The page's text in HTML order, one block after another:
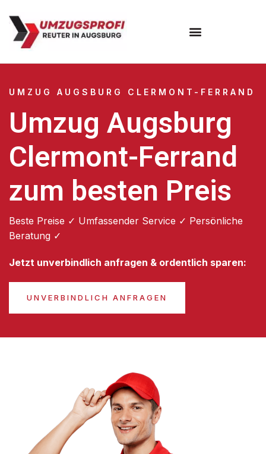
UMZUG AUGSBURG CLERMONT-FERRAND
Umzug Augsburg
Clermont-Ferrand
zum besten Preis
Beste Preise ✓ Umfassender Service ✓ Persönliche
Beratung ✓
Jetzt unverbindlich anfragen & ordentlich sparen:
UNVERBINDLICH ANFRAGEN